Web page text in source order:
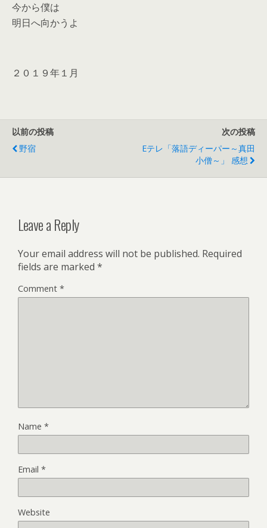
今から僕は
明日へ向かうよ
２０１９年１月
以前の投稿
野宿
次の投稿
Eテレ「落語ディーパー～真田
小僧～」 感想
Leave a Reply
Your email address will not be published. Required
fields are marked *
Comment *
Name *
Email *
Website